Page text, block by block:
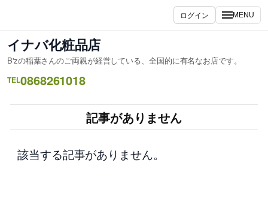
ス
キ
ッ
ログイン MENU
イナバ化粧品店
B'zの稲葉さんのご両親が経営している、全国的に有名なお店です。
TEL0868261018
記事がありません
該当する記事がありません。